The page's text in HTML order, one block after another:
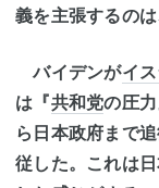
義を主張するの
バイデンがイ
は『共和党の圧
ら日本政府まで
従した。これは